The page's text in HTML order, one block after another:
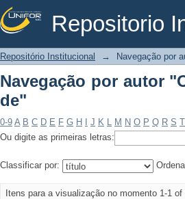
Repositorio
Navegação por autor
Repositório Institucional → Navegação por
Navegação por autor
de"
0-9 A B C D E F G H J K L M N O P Q R S T
Ou digite as primeiras letras:
Classificar por:
Itens para a visualização no momento 1-1 of